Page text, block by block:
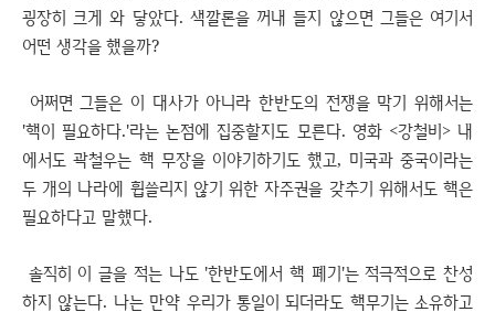
굉장히 크게 와 닿았다. 색깔론을 꺼내 들지 않으면 그들은 여기서
어떤 생각을 했을까?
어쩌면 그들은 이 대사가 아니라 한반도의 전쟁을 막기 위해서는
'핵이 필요하다.'라는 논점에 집중할지도 모른다. 영화 <강철비> 내
에서도 곽철우는 핵 무장을 이야기하기도 했고, 미국과 중국이라는
두 개의 나라에 휩쓸리지 않기 위한 자주권을 갖추기 위해서도 핵은
필요하다고 말했다.
솔직히 이 글을 적는 나도 '한반도에서 핵 폐기'는 적극적으로 찬성
하지 않는다. 나는 만약 우리가 통일이 되더라도 핵무기는 소유하고